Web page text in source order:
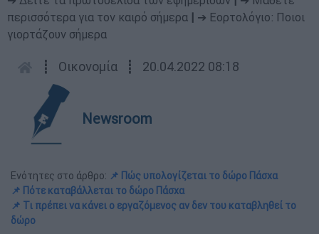
περισσότερα για τον καιρό σήμερα
➔ Εορτολόγιο: Ποιοι
γιορτάζουν σήμερα
┋ Οικονομία ┋ 20.04.2022 08:18
Newsroom
Ενότητες στο άρθρο: 📌 Πώς υπολογίζεται το δώρο Πάσχα
📌 Πότε καταβάλλεται το δώρο Πάσχα
📌 Τι πρέπει να κάνει ο εργαζόμενος αν δεν του καταβληθεί το
δώρο